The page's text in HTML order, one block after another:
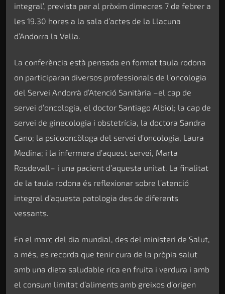
integral’, prevista per al pròxim dimecres 7 de febrer a
les 19.30 hores a la sala d’actes de la Llacuna
d’Andorra la Vella.
La conferència està pensada en format taula rodona
on participaran diversos professionals de l’oncologia
del Servei Andorrà d’Atenció Sanitària –el cap de
servei d’oncologia, el doctor Santiago Albiol; la cap de
servei de ginecologia i obstetrícia, la doctora Sandra
Cano; la psicooncòloga del servei d’oncologia, Laura
Medina; i la infermera d’aquest servei, Marta
Rosdevall– i una pacient d’aquesta unitat. La finalitat
de la taula rodona és reflexionar sobre l’atenció
integral d’aquesta patologia des de diferents
vessants.
En el marc del dia mundial, des del ministeri de Salut,
a més, es recorda que tenir cura de la pròpia salut
amb una dieta saludable rica en fruita i verdura i amb
el consum limitat d’aliments amb greixos d’origen